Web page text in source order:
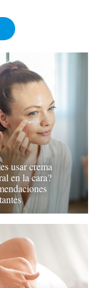
usar crema
en la cara?